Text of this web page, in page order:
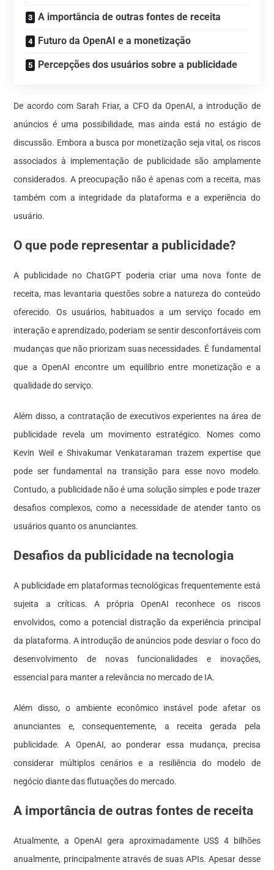
A importância de outras fontes de receita
Futuro da OpenAI e a monetização
Percepções dos usuários sobre a publicidade
De acordo com Sarah Friar, a CFO da OpenAI, a introdução de
anúncios é uma possibilidade, mas ainda está no estágio de
discussão. Embora a busca por monetização seja vital, os riscos
associados à implementação de publicidade são amplamente
considerados. A preocupação não é apenas com a receita, mas
também com a integridade da plataforma e a experiência do
usuário.
O que pode representar a publicidade?
A publicidade no ChatGPT poderia criar uma nova fonte de
receita, mas levantaria questões sobre a natureza do conteúdo
oferecido. Os usuários, habituados a um serviço focado em
interação e aprendizado, poderiam se sentir desconfortáveis com
mudanças que não priorizam suas necessidades. É fundamental
que a OpenAI encontre um equilíbrio entre monetização e a
qualidade do serviço.
Além disso, a contratação de executivos experientes na área de
publicidade revela um movimento estratégico. Nomes como
Kevin Weil e Shivakumar Venkataraman trazem expertise que
pode ser fundamental na transição para esse novo modelo.
Contudo, a publicidade não é uma solução simples e pode trazer
desafios complexos, como a necessidade de atender tanto os
usuários quanto os anunciantes.
Desafios da publicidade na tecnologia
A publicidade em plataformas tecnológicas frequentemente está
sujeita a críticas. A própria OpenAI reconhece os riscos
envolvidos, como a potencial distração da experiência principal
da plataforma. A introdução de anúncios pode desviar o foco do
desenvolvimento de novas funcionalidades e inovações,
essencial para manter a relevância no mercado de IA.
Além disso, o ambiente econômico instável pode afetar os
anunciantes e, consequentemente, a receita gerada pela
publicidade. A OpenAI, ao ponderar essa mudança, precisa
considerar múltiplos cenários e a resiliência do modelo de
negócio diante das flutuações do mercado.
A importância de outras fontes de receita
Atualmente, a OpenAI gera aproximadamente US$ 4 bilhões
anualmente, principalmente através de suas APIs. Apesar desse